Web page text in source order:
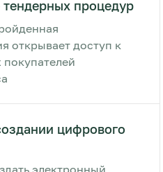
тендерных процедур
открывает доступ к
покупателей
цифрового
электронный